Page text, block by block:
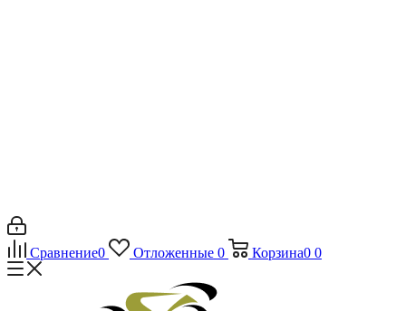
Сравнение0 Отложенные 0 Корзина0 0